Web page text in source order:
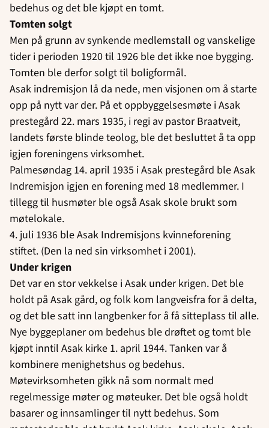
bedehus og det ble kjøpt en tomt.
Tomten solgt
Men på grunn av synkende medlemstall og vanskelige
tider i perioden 1920 til 1926 ble det ikke noe bygging.
Tomten ble derfor solgt til boligformål.
Asak indremisjon lå da nede, men visjonen om å starte
opp på nytt var der. På et oppbyggelsesmøte i Asak
prestegård 22. mars 1935, i regi av pastor Braatveit,
landets første blinde teolog, ble det besluttet å ta opp
igjen foreningens virksomhet.
Palmesøndag 14. april 1935 i Asak prestegård ble Asak
Indremisjon igjen en forening med 18 medlemmer. I
tillegg til husmøter ble også Asak skole brukt som
møtelokale.
4. juli 1936 ble Asak Indremisjons kvinneforening
stiftet. (Den la ned sin virksomhet i 2001).
Under krigen
Det var en stor vekkelse i Asak under krigen. Det ble
holdt på Asak gård, og folk kom langveisfra for å delta,
og det ble satt inn langbenker for å få sitteplass til alle.
Nye byggeplaner om bedehus ble drøftet og tomt ble
kjøpt inntil Asak kirke 1. april 1944. Tanken var å
kombinere menighetshus og bedehus.
Møtevirksomheten gikk nå som normalt med
regelmessige møter og møteuker. Det ble også holdt
basarer og innsamlinger til nytt bedehus. Som